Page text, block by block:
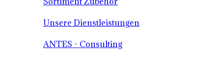
Unsere Dienstleistungen
ANTES - Consulting